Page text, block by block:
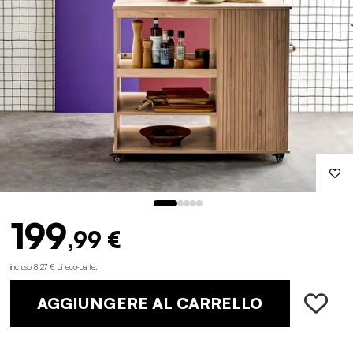
199,99 €
incluso 8,27 € di eco-parte.
AGGIUNGERE AL CARRELLO